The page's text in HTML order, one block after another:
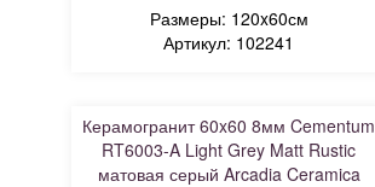
Размеры: 120x60см
Артикул: 102241
Керамогранит 60x60 8мм Cementum
RT6003-A Light Grey Matt Rustic
матовая серый Arcadia Ceramica